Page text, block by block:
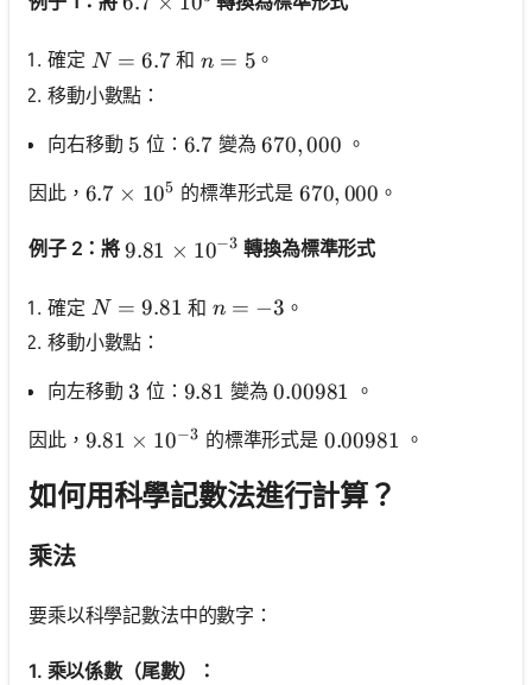
確定 N=6.7
N = 6.7和n=5
n = 5 。
移動小數點：
向右移動 5
5 位： 6.7
6.7 變為670,000
670,000 。
因此， 6.7 \times 10^5
6.7 × 105 的標準形式是 670,000
670, 000 。
例子 2：將 9.81 \times 10^{-3}
9.81 × 10−3 轉換為標準形式
確定 N=9.81
N = 9.81 和 n=-3
n = −3 。
移動小數點：
向左移動3
3 位： 9.81
9.81 變為0.00981
0.00981 。
因此， 9.81 \times 10^{-3}
9.81 × 10−3 的標準形式是 0.00981
0.00981 。
如何用科學記數法進行計算？
乘法
要乘以科學記數法中的數字：
1. 乘以係數（尾數）：